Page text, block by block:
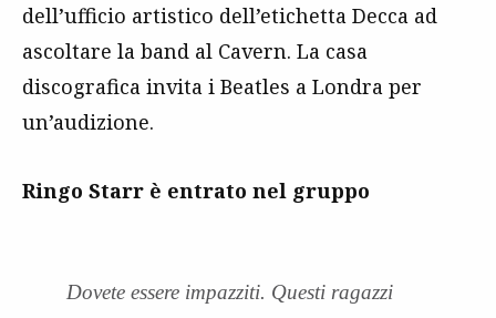
dell’ufficio artistico dell’etichetta Decca ad
ascoltare la band al Cavern. La casa
discografica invita i Beatles a Londra per
un’audizione.
Ringo Starr è entrato nel gruppo
Dovete essere impazziti. Questi ragazzi